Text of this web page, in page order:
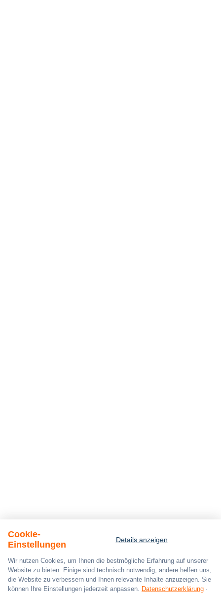
Cookie-
Einstellungen
Details anzeigen
Wir nutzen Cookies, um Ihnen die bestmögliche Erfahrung auf unserer
Website zu bieten. Einige sind technisch notwendig, andere helfen uns,
die Website zu verbessern und Ihnen relevante Inhalte anzuzeigen. Sie
können Ihre Einstellungen jederzeit anpassen. Datenschutzerklärung ·